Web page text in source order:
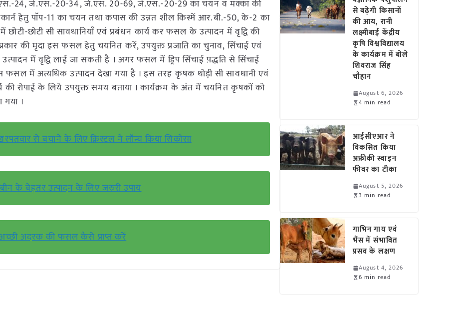
24, जे.एस.-20-34, जे.एस. 20-69, जे.एस.-20-29 का चयन व मक्का की
हेतु पाॅप-11 का चयन तथा कपास की उन्नत शील किस्में आर.बी.-50, के-2 का
छोटी सी सावधानियाॅं एवं प्रबंधन कार्य कर फसल के उत्पादन में वृद्वि की
की मृदा इस फसल हेतु चयनित करें, उपयुक्त प्रजाति का चुनाव, सिंचाई एवं
में वृद्वि लाई जा सकती है । अगर फसल में ड्रिप सिंचाई प़द्धति से सिंचाई
फसल में अत्यधिक उत्पादन देखा गया है । इस तरह कृषक थोड़ी सी सावधानी एवं
रोपाई के लिये उपयुक्त समय बताया । कार्यक्रम के अंत में चयनित कृषकों को
गया ।
से बचाने के लिए क्रिस्टल ने लॉन्च किया सिकोसा
के बेहतर उत्पादन के लिए जरुरी उपाय
अदरक की फसल कैसे प्राप्त करें
से बढ़ेगी किसानों
की आय, रानी
लक्ष्मीबाई केंद्रीय
कृषि विश्वविद्यालय
के कार्यक्रम में बोले
शिवराज सिंह
चौहान
August 6, 2026
4 min read
आईसीएआर ने
विकसित किया
अफ्रीकी स्वाइन
फीवर का टीका
August 5, 2026
3 min read
गाभिन गाय एवं
भैंस में संभावित
प्रसव के लक्षण
August 4, 2026
6 min read